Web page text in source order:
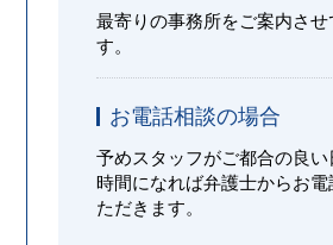
最寄りの事務所をご案内させ
す。
お電話相談の場合
予めスタッフがご都合の良い
時間になれば弁護士からお電
ただきます。